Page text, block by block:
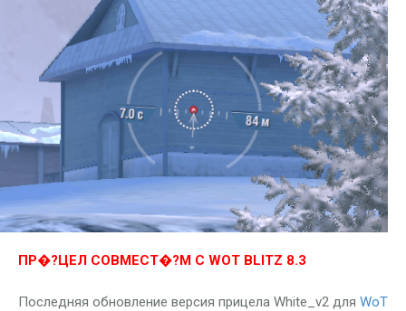
ПР�?ЦЕЛ СОВМЕСТ�?М С WOT BLITZ 8.3
Последняя обновление версия прицела White_v2 для WoT